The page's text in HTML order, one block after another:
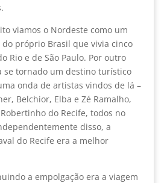
viamos o Nordeste como um
próprio Brasil que vivia cinco
Rio e de São Paulo. Por outro
se tornado um destino turístico
onda de artistas vindos de lá –
Belchior, Elba e Zé Ramalho,
do Recife, todos no
disso, a
do Recife era a melhor
a empolgação era a viagem